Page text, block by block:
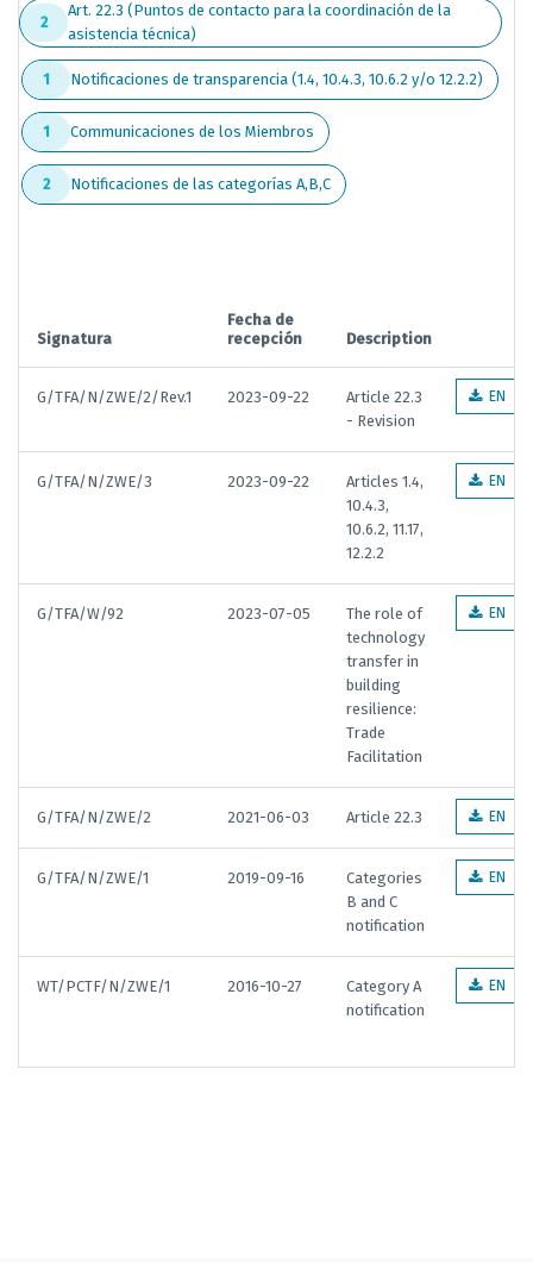
2
Art. 22.3 (Puntos de contacto para la coordinación de la
asistencia técnica)
1 Notificaciones de transparencia (1.4, 10.4.3, 10.6.2 y/o 12.2.2)
1 Communicaciones de los Miembros
2 Notificaciones de las categorías A,B,C
Signatura
Fecha de
recepción
Description
G/TFA/N/ZWE/2/Rev.1 2023-09-22
Article 22.3
- Revision
EN
G/TFA/N/ZWE/3 2023-09-22
Articles 1.4,
10.4.3,
10.6.2, 11.17,
12.2.2
EN
G/TFA/W/92 2023-07-05
The role of
technology
transfer in
building
resilience:
Trade
Facilitation
EN
G/TFA/N/ZWE/2 2021-06-03 Article 22.3 EN
G/TFA/N/ZWE/1 2019-09-16
Categories
B and C
notification
EN
WT/PCTF/N/ZWE/1 2016-10-27
Category A
notification
EN